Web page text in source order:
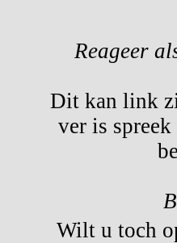
Reageer
Dit kan link
ver is
Wilt u toch